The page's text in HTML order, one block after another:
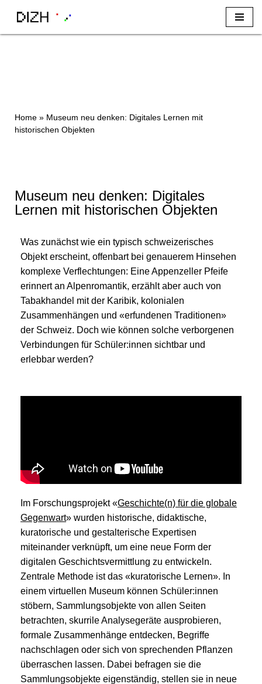
Zum
Home » Museum neu denken: Digitales Lernen mit
historischen Objekten
Museum neu denken: Digitales
Lernen mit historischen Objekten
Was zunächst wie ein typisch schweizerisches
Objekt erscheint, offenbart bei genauerem Hinsehen
komplexe Verflechtungen: Eine Appenzeller Pfeife
erinnert an Alpenromantik, erzählt aber auch von
Tabakhandel mit der Karibik, kolonialen
Zusammenhängen und «erfundenen Traditionen»
der Schweiz. Doch wie können solche verborgenen
Verbindungen für Schüler:innen sichtbar und
erlebbar werden?
Im Forschungsprojekt «Geschichte(n) für die globale
Gegenwart» wurden historische, didaktische,
kuratorische und gestalterische Expertisen
miteinander verknüpft, um eine neue Form der
digitalen Geschichtsvermittlung zu entwickeln.
Zentrale Methode ist das «kuratorische Lernen». In
einem virtuellen Museum können Schüler:innen
stöbern, Sammlungsobjekte von allen Seiten
betrachten, skurrile Analysegeräte ausprobieren,
formale Zusammenhänge entdecken, Begriffe
nachschlagen oder sich von sprechenden Pflanzen
überraschen lassen. Dabei befragen sie die
Sammlungsobjekte eigenständig, stellen sie in neue